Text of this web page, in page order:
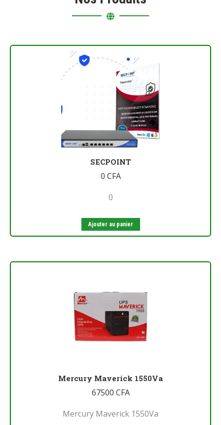
SECPOINT
0 CFA
0
Ajouter au panier
Mercury Maverick 1550Va
67500 CFA
Mercury Maverick 1550Va